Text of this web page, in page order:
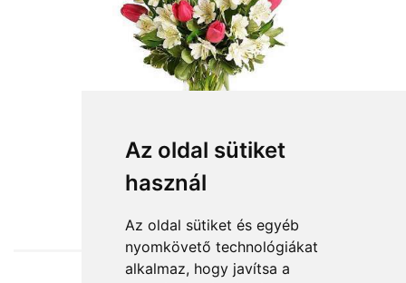
Az oldal sütiket
használ
Az oldal sütiket és egyéb
nyomkövető technológiákat
alkalmaz, hogy javítsa a
Tavaszi zsongás
30 000 Ft-tól